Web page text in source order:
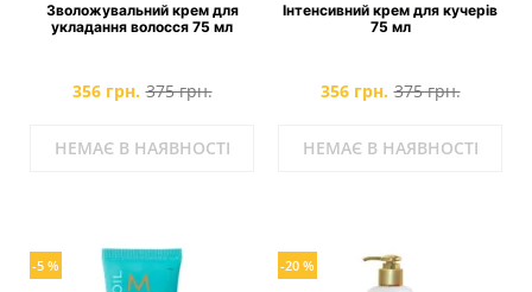
Зволожувальний крем для
укладання волосся 75 мл
356 грн. 375 грн.
НЕМАЄ В НАЯВНОСТІ
Інтенсивний крем для кучерів
75 мл
356 грн. 375 грн.
НЕМАЄ В НАЯВНОСТІ
-5 % -20 %